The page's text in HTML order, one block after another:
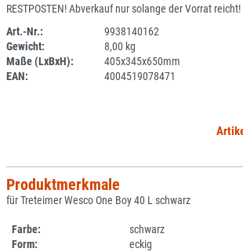
RESTPOSTEN! Abverkauf nur solange der Vorrat reicht!
Art.-Nr.:
9938140162
Gewicht:
8,00 kg
Maße (LxBxH):
405x345x650mm
EAN:
4004519078471
Produktmerkmale
für Treteimer Wesco One Boy 40 L schwarz
Farbe:
schwarz
Form:
eckig